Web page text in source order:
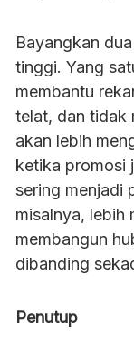
Bayangkan
tinggi. Yang
membantu
telat, dan tidak
akan lebih
ketika promosi
sering menjadi
misalnya, lebih
membangun
dibanding
Penutup